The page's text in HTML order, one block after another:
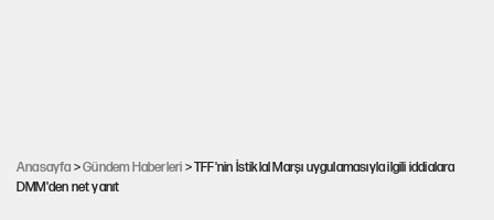
Anasayfa >Gündem Haberleri > TFF'nin İstiklal Marşı uygulamasıyla ilgili iddialara
DMM'den net yanıt